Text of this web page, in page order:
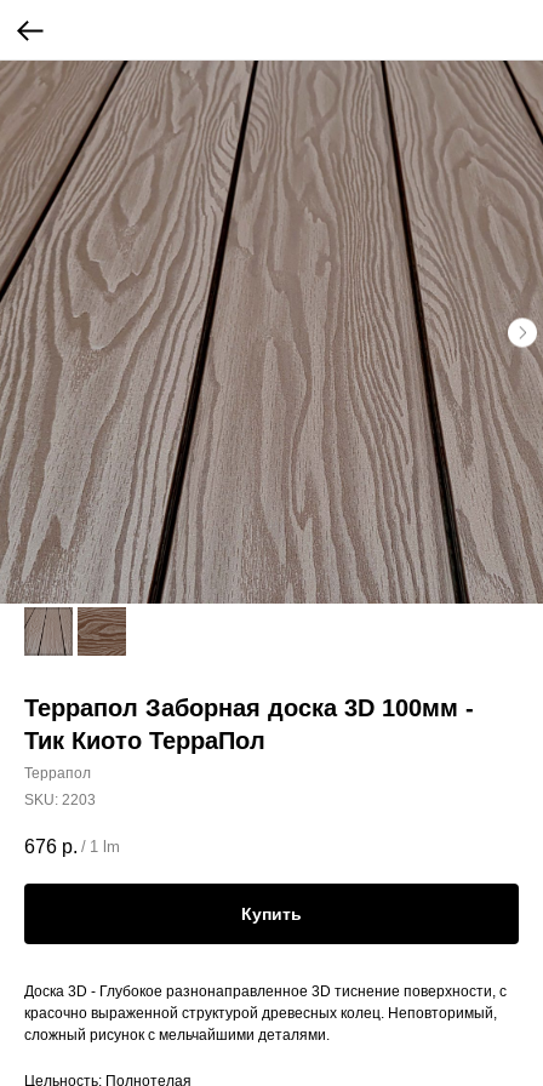
Террапол Заборная доска 3D 100мм -
Тик Киото ТерраПол
Террапол
SKU: 2203
676 р. / 1 lm
Купить
Доска 3D - Глубокое разнонаправленное 3D тиснение поверхности, с
красочно выраженной структурой древесных колец. Неповторимый,
сложный рисунок с мельчайшими деталями.
Цельность: Полнотелая